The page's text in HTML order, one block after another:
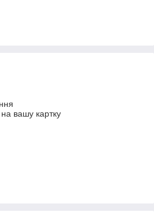
вашу картку